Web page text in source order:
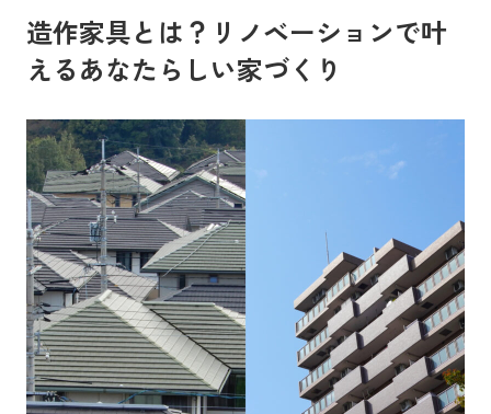
造作家具とは？リノベーションで叶
えるあなたらしい家づくり